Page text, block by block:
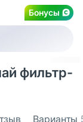
Бонусы
фильтр-
Варианты